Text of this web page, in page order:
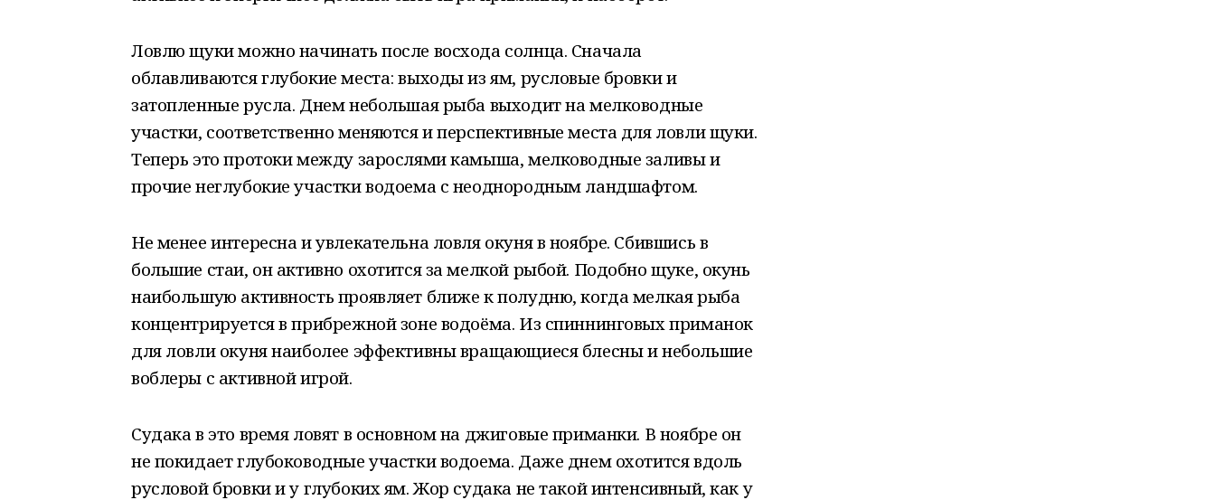
Ловлю щуки можно начинать после восхода солнца. Сначала
облавливаются глубокие места: выходы из ям, русловые бровки и
затопленные русла. Днем небольшая рыба выходит на мелководные
участки, соответственно меняются и перспективные места для ловли щуки.
Теперь это протоки между зарослями камыша, мелководные заливы и
прочие неглубокие участки водоема с неоднородным ландшафтом.
Не менее интересна и увлекательна ловля окуня в ноябре. Сбившись в
большие стаи, он активно охотится за мелкой рыбой. Подобно щуке, окунь
наибольшую активность проявляет ближе к полудню, когда мелкая рыба
концентрируется в прибрежной зоне водоёма. Из спиннинговых приманок
для ловли окуня наиболее эффективны вращающиеся блесны и небольшие
воблеры с активной игрой.
Судака в это время ловят в основном на джиговые приманки. В ноябре он
не покидает глубоководные участки водоема. Даже днем охотится вдоль
русловой бровки и у глубоких ям. Жор судака не такой интенсивный, как у